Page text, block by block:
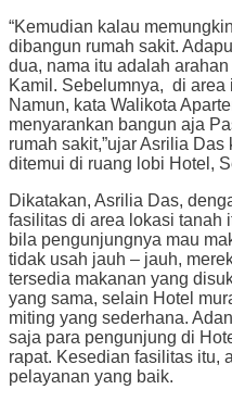
“Kemudian kalau
dibangun rumah sakit.
dua, nama itu adalah
Kamil. Sebelumnya, di area
Namun, kata Walikota
menyarankan bangun aja
rumah sakit,”ujar Asrilia
ditemui di ruang lobi Hotel,
Dikatakan, Asrilia Das,
fasilitas di area lokasi tanah
bila pengunjungnya mau
tidak usah jauh – jauh,
tersedia makanan yang
yang sama, selain Hotel
miting yang sederhana.
saja para pengunjung di
rapat. Kesedian fasilitas itu,
pelayanan yang baik.